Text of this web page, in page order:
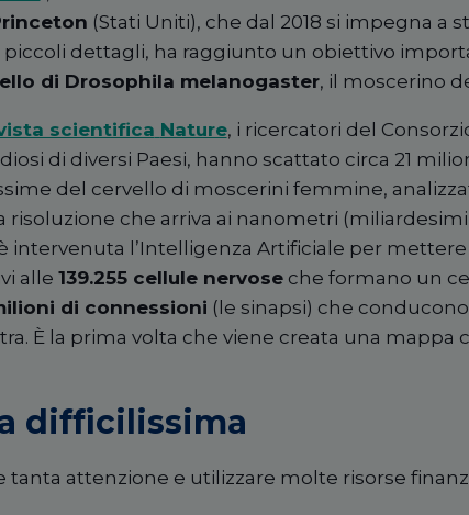
(Stati Uniti), che dal 2018 si impegna a
piccoli dettagli, ha raggiunto un obiettivo
di Drosophila melanogaster, il moscerino
scientifica Nature, i ricercatori del
di diversi Paesi, hanno scattato circa 21
d el cervello di moscerini femmine,
risoluzione che arriva ai nanometri
intervenuta l ’Intelligenza Artificiale per mettere
alle 139.255 cellule nervoseche formano un
di connessioni (le sinapsi) che
È la prima volta che viene creata una mappa
difficilissima
tanta attenzione e utilizzare molte risorse